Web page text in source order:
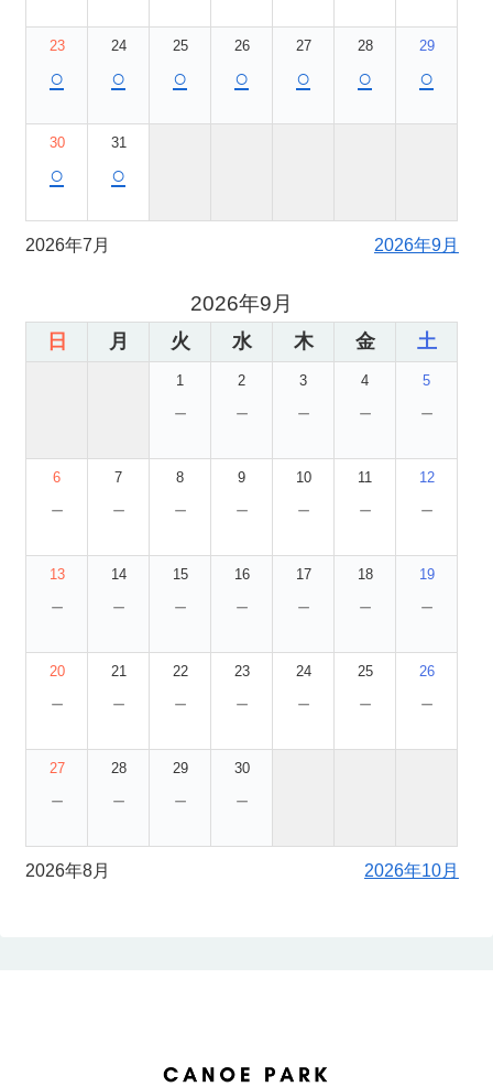
23
○
24
○
25
○
26
○
27
○
28
○
29
○
30
○
31
○
2026年7月 2026年9月
2026年9月
日 月 火 水 木 金 土
1
－
2
－
3
－
4
－
5
－
6
－
7
－
8
－
9
－
10
－
11
－
12
－
13
－
14
－
15
－
16
－
17
－
18
－
19
－
20
－
21
－
22
－
23
－
24
－
25
－
26
－
27
－
28
－
29
－
30
－
2026年8月 2026年10月